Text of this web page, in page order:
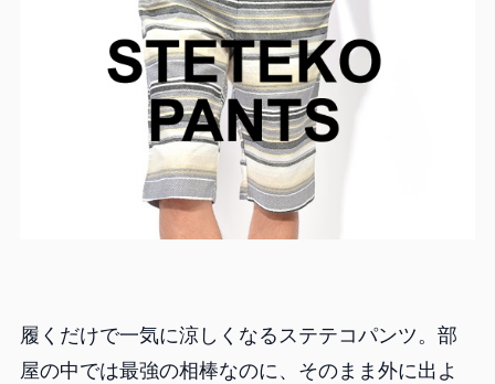
履くだけで一気に涼しくなるステテコパンツ。部
屋の中では最強の相棒なのに、そのまま外に出よ